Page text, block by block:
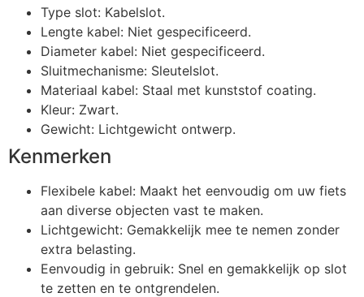
Type slot: Kabelslot.
Lengte kabel: Niet gespecificeerd.
Diameter kabel: Niet gespecificeerd.
Sluitmechanisme: Sleutelslot.
Materiaal kabel: Staal met kunststof coating.
Kleur: Zwart.
Gewicht: Lichtgewicht ontwerp.
Kenmerken
Flexibele kabel: Maakt het eenvoudig om uw fiets
aan diverse objecten vast te maken.
Lichtgewicht: Gemakkelijk mee te nemen zonder
extra belasting.
Eenvoudig in gebruik: Snel en gemakkelijk op slot
te zetten en te ontgrendelen.